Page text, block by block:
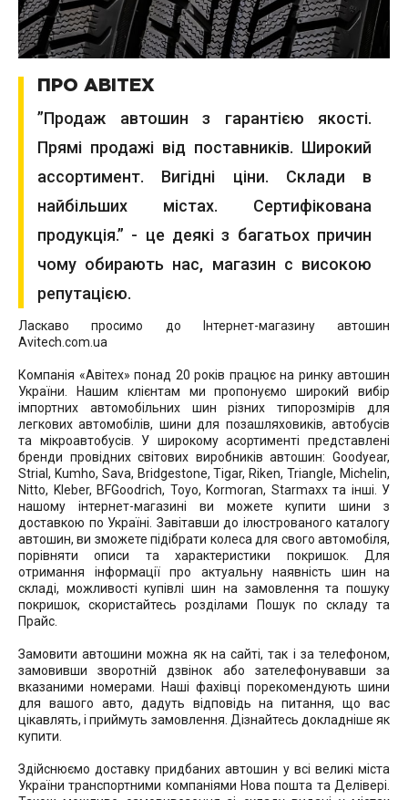
ПРО АВІТЕХ
”Продаж автошин з гарантією якості.
Прямі продажі від поставників. Широкий
ассортимент. Вигідні ціни. Склади в
найбільших містах. Сертифікована
продукція.” - це деякі з багатьох причин
чому обирають нас, магазин с високою
репутацією.
Ласкаво просимо до Інтернет-магазину автошин
Avitech.com.ua
Компанія «Авітех» понад 20 років працює на ринку автошин
України. Нашим клієнтам ми пропонуємо широкий вибір
імпортних автомобільних шин різних типорозмірів для
легкових автомобілів, шини для позашляховиків, автобусів
та мікроавтобусів. У широкому асортименті представлені
бренди провідних світових виробників автошин: Goodyear,
Strial, Kumho, Sava, Bridgestone, Tigar, Riken, Triangle, Michelin,
Nitto, Kleber, BFGoodrich, Toyo, Kormoran, Starmaxx та інші. У
нашому інтернет-магазині ви можете купити шини з
доставкою по Україні. Завітавши до ілюстрованого каталогу
автошин, ви зможете підібрати колеса для свого автомобіля,
порівняти описи та характеристики покришок. Для
отримання інформації про актуальну наявність шин на
складі, можливості купівлі шин на замовлення та пошуку
покришок, скористайтесь розділами Пошук по складу та
Прайс.
Замовити автошини можна як на сайті, так і за телефоном,
замовивши зворотній дзвінок або зателефонувавши за
вказаними номерами. Наші фахівці порекомендують шини
для вашого авто, дадуть відповідь на питання, що вас
цікавлять, і приймуть замовлення. Дізнайтесь докладніше як
купити.
Здійснюємо доставку придбаних автошин у всі великі міста
України транспортними компаніями Нова пошта та Делівері.